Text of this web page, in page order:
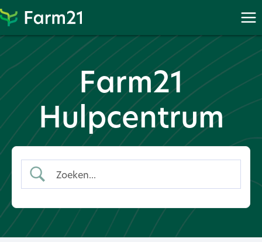
Ga
naar
PayPal
Farm21
Hulpcentrum